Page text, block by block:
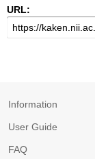
URL:
Information
User Guide
FAQ